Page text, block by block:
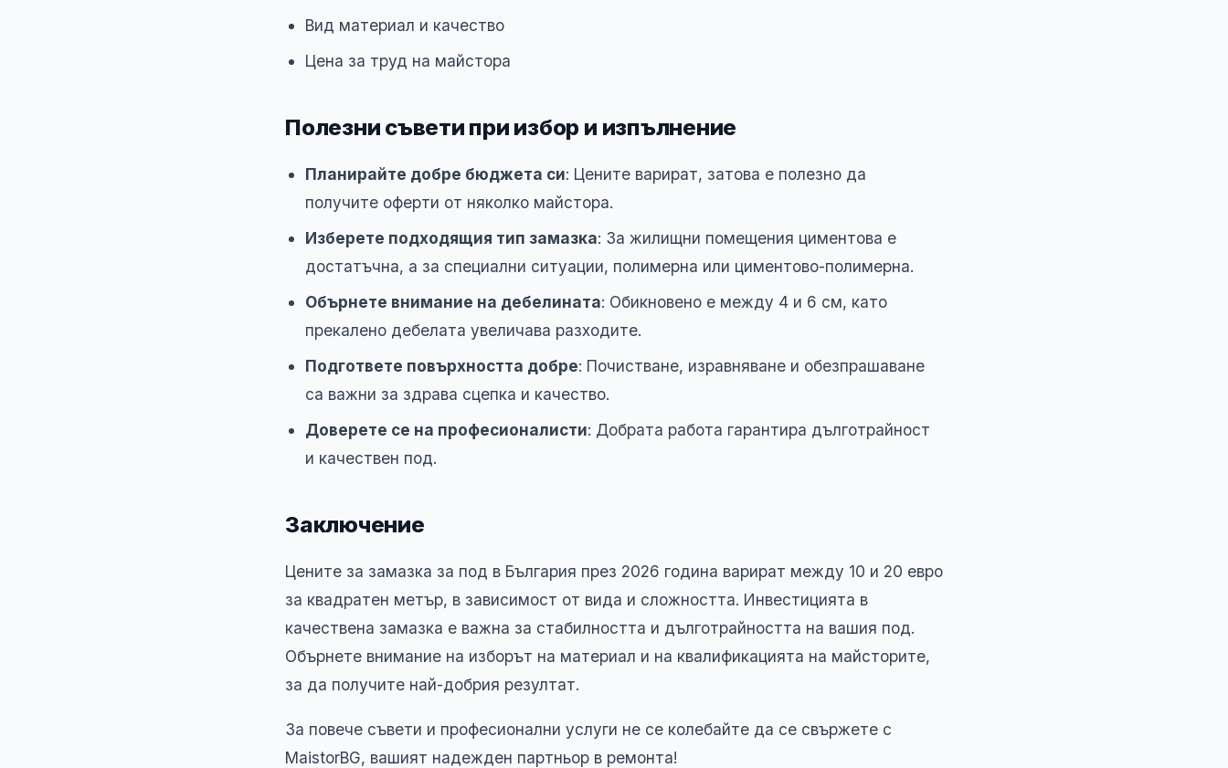
Вид материал и качество
Цена за труд на майстора
Полезни съвети при избор и изпълнение
Планирайте добре бюджета си: Цените варират, затова е полезно да
получите оферти от няколко майстора.
Изберете подходящия тип замазка: За жилищни помещения циментова е
достатъчна, а за специални ситуации, полимерна или циментово-полимерна.
Обърнете внимание на дебелината: Обикновено е между 4 и 6 см, като
прекалено дебелата увеличава разходите.
Подгответе повърхността добре: Почистване, изравняване и обезпрашаване
са важни за здрава сцепка и качество.
Доверете се на професионалисти: Добрата работа гарантира дълготрайност
и качествен под.
Заключение
Цените за замазка за под в България през 2026 година варират между 10 и 20 евро
за квадратен метър, в зависимост от вида и сложността. Инвестицията в
качествена замазка е важна за стабилността и дълготрайността на вашия под.
Обърнете внимание на изборът на материал и на квалификацията на майсторите,
за да получите най-добрия резултат.
За повече съвети и професионални услуги не се колебайте да се свържете с
MaistorBG, вашият надежден партньор в ремонта!